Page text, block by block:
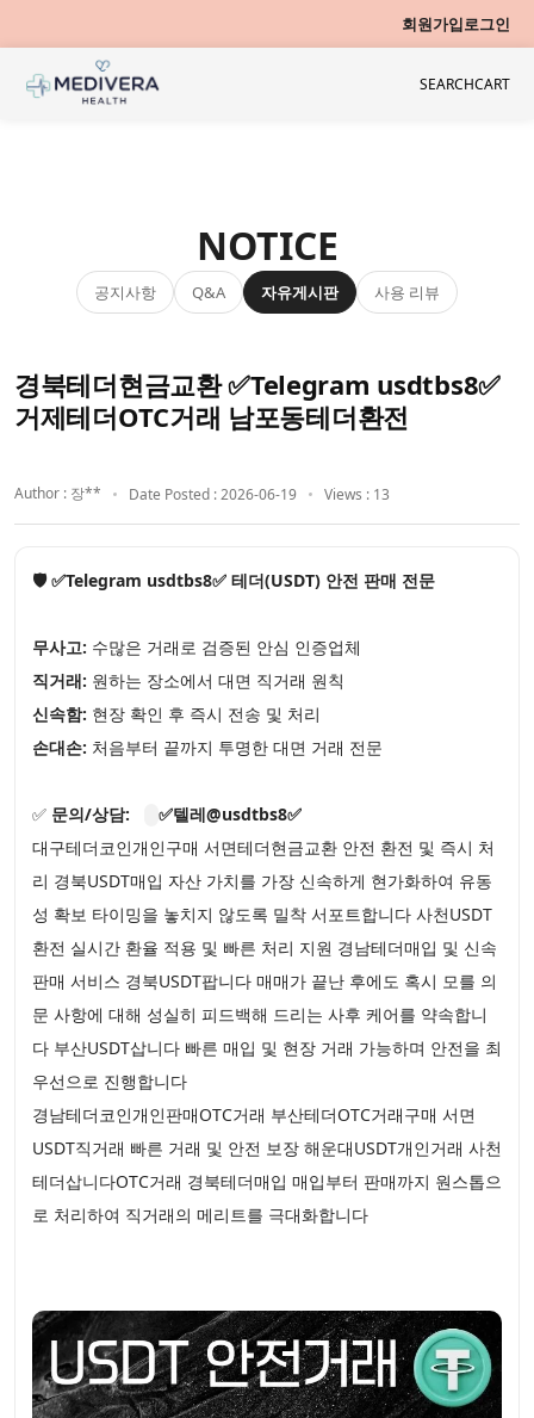
회원가입로그인
SEARCHCART
NOTICE
공지사항 Q&A 자유게시판 사용 리뷰
경북테더현금교환 ✅Telegram usdtbs8✅
거제테더OTC거래 남포동테더환전
Author : 장** Date Posted : 2026-06-19 Views : 13
🛡️ ✅Telegram usdtbs8✅ 테더(USDT) 안전 판매 전문
무사고: 수많은 거래로 검증된 안심 인증업체
직거래: 원하는 장소에서 대면 직거래 원칙
신속함: 현장 확인 후 즉시 전송 및 처리
손대손: 처음부터 끝까지 투명한 대면 거래 전문
✅ 문의/상담:
✅텔레@usdtbs8✅
대구테더코인개인구매 서면테더현금교환 안전 환전 및 즉시 처
리 경북USDT매입 자산 가치를 가장 신속하게 현가화하여 유동
성 확보 타이밍을 놓치지 않도록 밀착 서포트합니다 사천USDT
환전 실시간 환율 적용 및 빠른 처리 지원 경남테더매입 및 신속
판매 서비스 경북USDT팝니다 매매가 끝난 후에도 혹시 모를 의
문 사항에 대해 성실히 피드백해 드리는 사후 케어를 약속합니
다 부산USDT삽니다 빠른 매입 및 현장 거래 가능하며 안전을 최
우선으로 진행합니다
경남테더코인개인판매OTC거래 부산테더OTC거래구매 서면
USDT직거래 빠른 거래 및 안전 보장 해운대USDT개인거래 사천
테더삽니다OTC거래 경북테더매입 매입부터 판매까지 원스톱으
로 처리하여 직거래의 메리트를 극대화합니다